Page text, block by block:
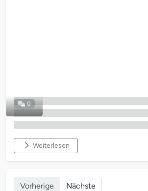
0
Weiterlesen
Vorherige Nächste